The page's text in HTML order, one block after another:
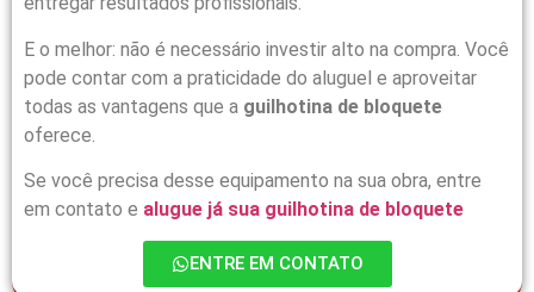
E o melhor: não é necessário investir alto na compra. Você
pode contar com a praticidade do aluguel e aproveitar
todas as vantagens que a guilhotina de bloquete
oferece.
Se você precisa desse equipamento na sua obra, entre
em contato e alugue já sua guilhotina de bloquete
ENTRE EM CONTATO